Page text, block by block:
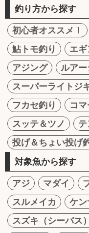
釣り方から探す
初心者オススメ！
鮎トモ釣り
エ
アジング
ルア
スーパーライトジ
フカセ釣り
コ
スッテ＆ツノ
投げ＆ちょい投げ
対象魚から探す
アジ マダイ
スルメイカ
ケン
スズキ（シーバス）